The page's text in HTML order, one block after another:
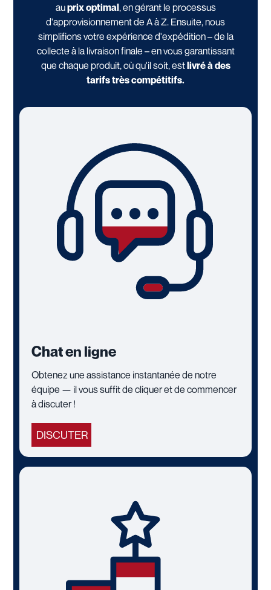
auprix optimal, en gérant le processus
d'approvisionnement de A à Z. Ensuite, nous
simplifions votre expérience d'expédition – de la
collecte à la livraison finale – en vous garantissant
que chaque produit, où qu'il soit, estlivré à des
tarifs très compétitifs.
Chat en ligne
Obtenez une assistance instantanée de notre
équipe — il vous suffit de cliquer et de commencer
à discuter !
DISCUTER